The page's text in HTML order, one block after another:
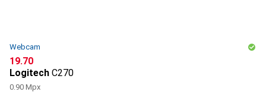
Webcam
CHF
19.70
Logitech C270
0.90 Mpx